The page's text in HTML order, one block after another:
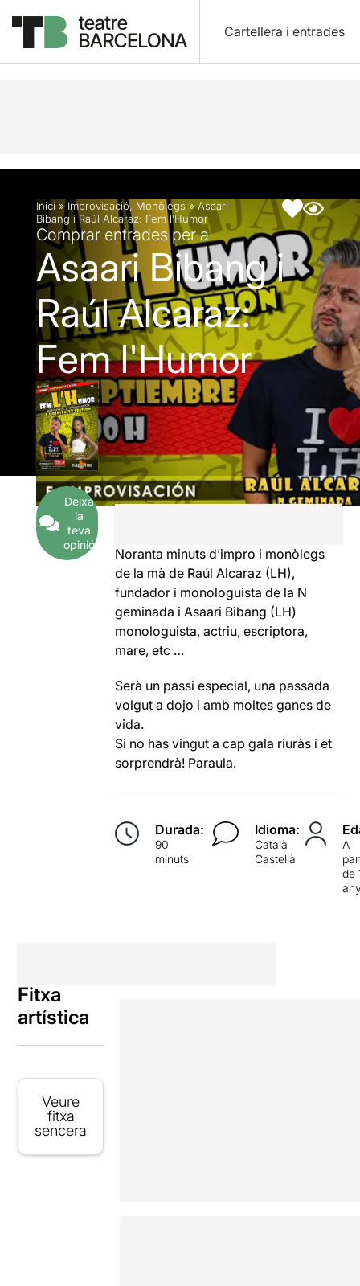
Cartellera i entrades
Descripció Fitxa artística Articles
Inici »Improvisació, Monòlegs »Asaari
Bibang i Raúl Alcaraz: Fem l’Humor
Comprar entrades per a
Asaari Bibang i
Raúl Alcaraz:
Fem l'Humor
Deixa
la
teva
opinió
Noranta minuts d’impro i monòlegs
de la mà de Raúl Alcaraz (LH),
fundador i monologuista de la N
geminada i Asaari Bibang (LH)
monologuista, actriu, escriptora,
mare, etc …
Serà un passi especial, una passada
volgut a dojo i amb moltes ganes de
vida.
Si no has vingut a cap gala riuràs i et
sorprendrà! Paraula.
Durada:
90
minuts
Idioma:
Català
Castellà
A
de
Fitxa
artística
Veure
fitxa
sencera